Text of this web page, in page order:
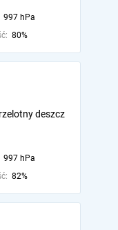
997 hPa
80%
deszcz
997 hPa
82%